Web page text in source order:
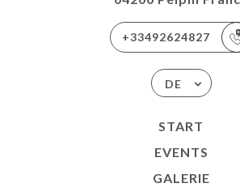
+33492624827
DE
START
EVENTS
GALERIE